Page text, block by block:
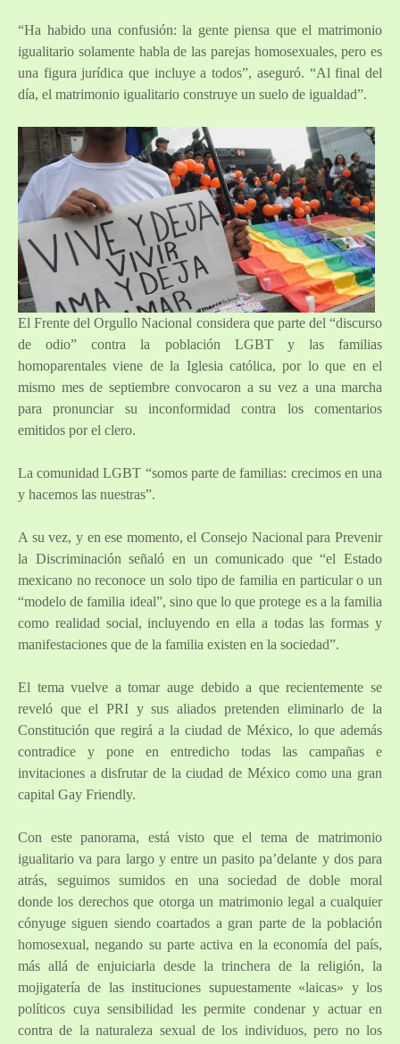
“Ha habido una confusión: la gente piensa que el matrimonio
igualitario solamente habla de las parejas homosexuales, pero es
una figura jurídica que incluye a todos”, aseguró. “Al final del
día, el matrimonio igualitario construye un suelo de igualdad”.
El Frente del Orgullo Nacional considera que parte del “discurso
de odio” contra la población LGBT y las familias
homoparentales viene de la Iglesia católica, por lo que en el
mismo mes de septiembre convocaron a su vez a una marcha
para pronunciar su inconformidad contra los comentarios
emitidos por el clero.
La comunidad LGBT “somos parte de familias: crecimos en una
y hacemos las nuestras”.
A su vez, y en ese momento, el Consejo Nacional para Prevenir
la Discriminación señaló en un comunicado que “el Estado
mexicano no reconoce un solo tipo de familia en particular o un
“modelo de familia ideal”, sino que lo que protege es a la familia
como realidad social, incluyendo en ella a todas las formas y
manifestaciones que de la familia existen en la sociedad”.
El tema vuelve a tomar auge debido a que recientemente se
reveló que el PRI y sus aliados pretenden eliminarlo de la
Constitución que regirá a la ciudad de México, lo que además
contradice y pone en entredicho todas las campañas e
invitaciones a disfrutar de la ciudad de México como una gran
capital Gay Friendly.
Con este panorama, está visto que el tema de matrimonio
igualitario va para largo y entre un pasito pa’delante y dos para
atrás, seguimos sumidos en una sociedad de doble moral
donde los derechos que otorga un matrimonio legal a cualquier
cónyuge siguen siendo coartados a gran parte de la población
homosexual, negando su parte activa en la economía del país,
más allá de enjuiciarla desde la trinchera de la religión, la
mojigatería de las instituciones supuestamente «laicas» y los
políticos cuya sensibilidad les permite condenar y actuar en
contra de la naturaleza sexual de los individuos, pero no los